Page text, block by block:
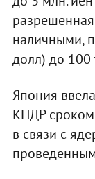
наличными,
долл) до 100
Япония
КНДР сроком
в связи с